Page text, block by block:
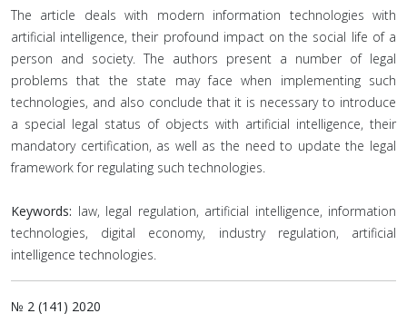
The article deals with modern information technologies with
artificial intelligence, their profound impact on the social life of a
person and society. The authors present a number of legal
problems that the state may face when implementing such
technologies, and also conclude that it is necessary to introduce
a special legal status of objects with artificial intelligence, their
mandatory certification, as well as the need to update the legal
framework for regulating such technologies.
Keywords: law, legal regulation, artificial intelligence, information
technologies, digital economy, industry regulation, artificial
intelligence technologies.
№ 2 (141) 2020